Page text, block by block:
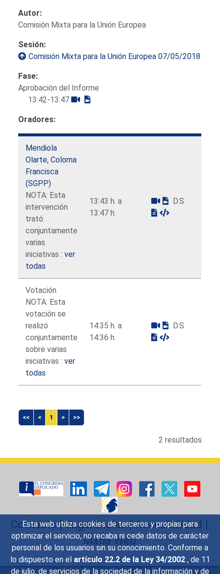
Esta web utiliza cookies de terceros y propias para
optimizar el servicio, no recaba ni cede datos de carácter
personal de los usuarios sin su conocimiento. Conforme a
lo dispuesto en el artículo 22.2 de la Ley 34/2002 , de 11
de julio, de servicios de la sociedad de la información y de
Autor:
Comisión Mixta para la Unión Europea
Sesión:
Comisión Mixta para la Unión Europea 07/05/2018
Fase:
Aprobación del Informe
13:42-13:47
Oradores:
Mendiola
Olarte, Coloma
Francisca
(SGPP)
NOTA: Esta
intervención
trató
conjuntamente
varias
iniciativas :ver
todas
13:43 h. a
13:47 h.
D.S
Votación
NOTA: Esta
votación se
realizó
conjuntamente
sobre varias
iniciativas :ver
todas
14:35 h. a
14:36 h.
D.S
<< < 1 > >>
2 resultados
Contacto|Sugerencias|Accesibilidad |
Mapa Web